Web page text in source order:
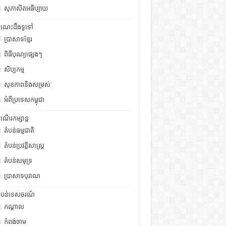
សុភាសិតអធិប្បាយ
េះដឹងទូទៅ
ប្រាសាទខ្មែរ
ពិធីបុណ្យផ្សេងៗ
សិប្បកម្ម
សុខភាពនិងសម្រស់
អំពីប្រទេសកម្ពុជា
ើរកម្សាន្ត
តំបន់ធម្មជាតិ
តំបន់ប្រវត្តិសាស្រ្ត
តំបន់សមុទ្រ
ប្រាសាទបុរាណ
បន់ទេសចរណ៍
កណ្តាល
កំពង់ចាម